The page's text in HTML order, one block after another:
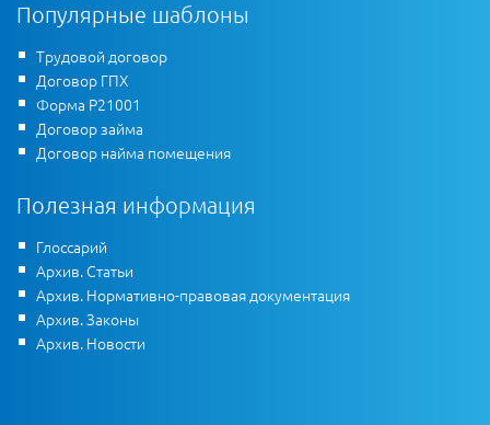
Популярные шаблоны
Трудовой договор
Договор ГПХ
Форма Р21001
Договор займа
Договор найма помещения
Полезная информация
Глоссарий
Архив. Статьи
Архив. Нормативно-правовая документация
Архив. Законы
Архив. Новости